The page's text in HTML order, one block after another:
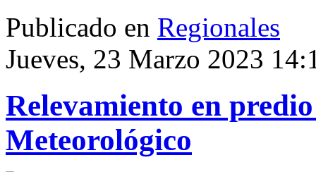
Publicado en Regionales
Jueves, 23 Marzo 2023
Relevamiento en
Meteorológico